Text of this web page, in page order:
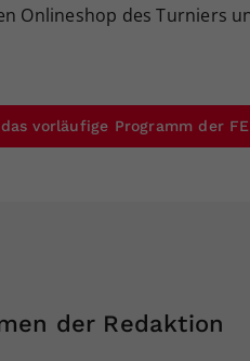
Onlineshop des Turniers
vorläufige Programm der
der Redaktion